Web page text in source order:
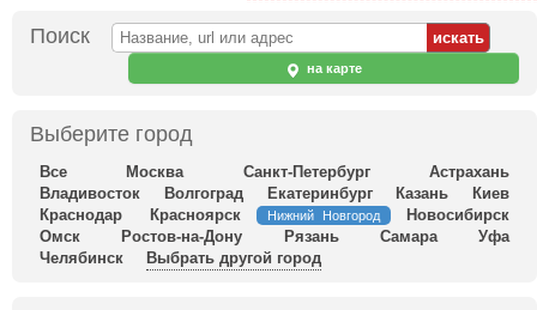
Поиск
на карте
Выберите город
Все Москва Санкт-Петербург
Астрахань
Владивосток
Волгоград Екатеринбург Казань
Киев
Краснодар
Красноярск Нижний Новгород
Новосибирск
Омск
Ростов-на-Дону Рязань Самара
Уфа
Челябинск
Выбрать другой город